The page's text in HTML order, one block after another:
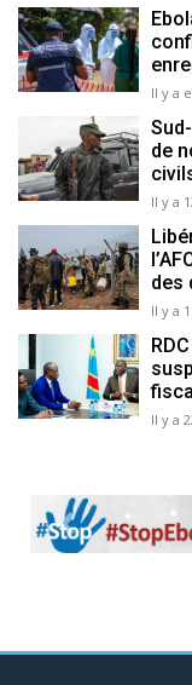
Il y a
de
Il y a
des
Il y a
Il y a
Previous